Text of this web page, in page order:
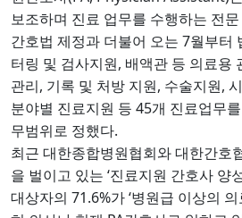
보조하며 진료 업무를 수행하는 전
간호법 제정과 더불어 오는 7월부터
터링 및 검사지원 , 배액관 등 의료용
관리 , 기록 및 처방 지원 , 수술지원 ,
분야별 진료지원 등 45개 진료업무
무범위로 정했다.
최근 대한종합병원협회와 대한간호
을 벌이고 있는 ‘진료지원 간호사 양
대상자의 71.6%가 ‘병원급 이상의